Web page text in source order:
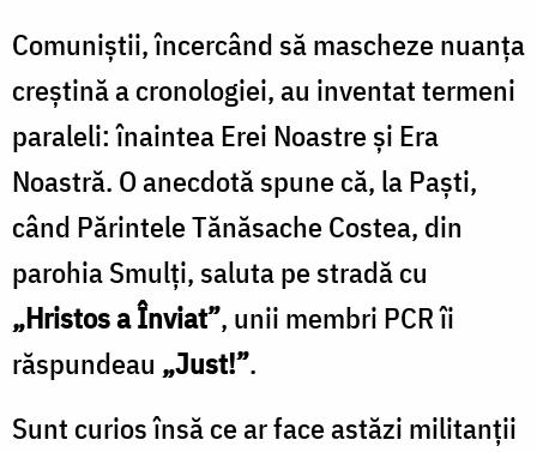
Comuniștii, încercând să mascheze nuanța
creștină a cronologiei, au inventat termeni
paraleli: înaintea Erei Noastre și Era
Noastră. O anecdotă spune că, la Paști,
când Părintele Tănăsache Costea, din
parohia Smulți, saluta pe stradă cu
„Hristos a Înviat”, unii membri PCR îi
răspundeau „Just!”.
Sunt curios însă ce ar face astăzi militanții